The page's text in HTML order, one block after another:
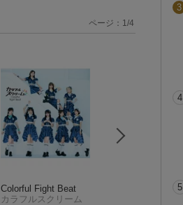
Colorful Fight Beat
カラフルスクリーム
Colorful Fight Beat
ページ： 1/4
3
4
5